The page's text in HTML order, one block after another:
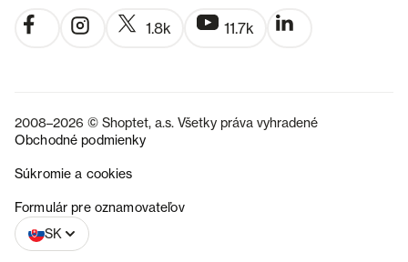
1.8k 11.7k
2008–2026 © Shoptet, a.s. Všetky práva vyhradené
Obchodné podmienky
Súkromie a cookies
Formulár pre oznamovateľov
SK